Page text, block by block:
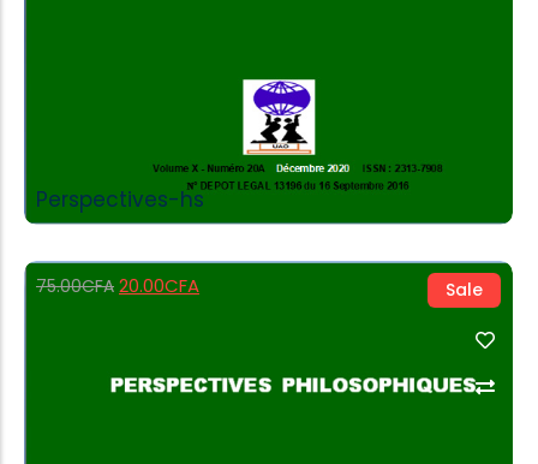
Perspectives-hs
Sale
75.00CFA 20.00CFA